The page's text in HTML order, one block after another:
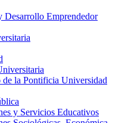
Desarrollo Emprendedor
la Pontificia Universidad
y Servicios Educativos